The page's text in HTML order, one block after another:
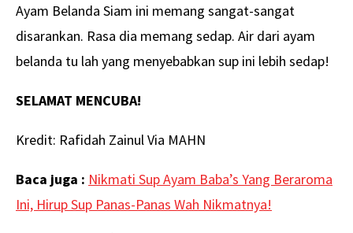
Ayam Belanda Siam ini memang sangat-sangat
disarankan. Rasa dia memang sedap. Air dari ayam
belanda tu lah yang menyebabkan sup ini lebih sedap!
SELAMAT MENCUBA!
Kredit: Rafidah Zainul Via MAHN
Baca juga : Nikmati Sup Ayam Baba’s Yang Beraroma
Ini, Hirup Sup Panas-Panas Wah Nikmatnya!